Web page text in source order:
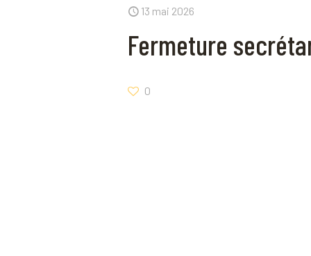
13 mai 2026
Fermeture
0